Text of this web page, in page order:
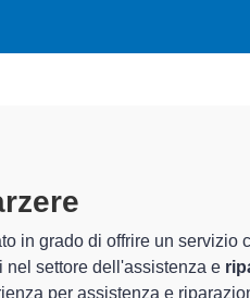
specializzati
pluriennale nel